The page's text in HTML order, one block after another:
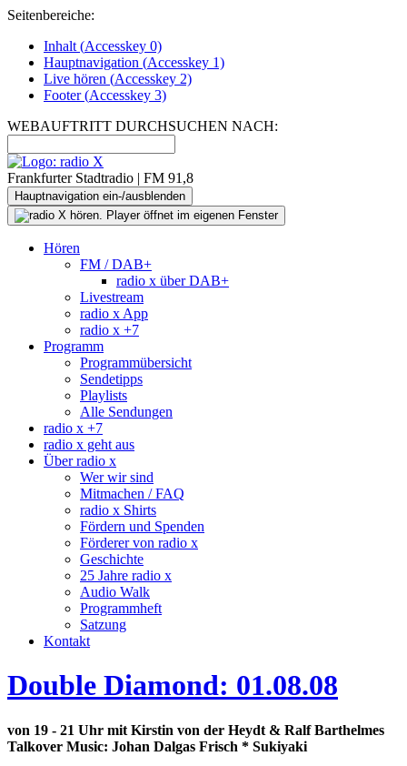
Seitenbereiche:
Inhalt (Accesskey 0)
Hauptnavigation (Accesskey 1)
Live hören (Accesskey 2)
Footer(Accesskey 3)
WEBAUFTRITT DURCHSUCHEN NACH:
Frankfurter Stadtradio | FM 91,8
Hauptnavigation ein-/ausblenden
Hören
FM / DAB+
radio x über DAB+
Livestream
radio x App
radio x +7
Programm
Programmübersicht
Sendetipps
Playlists
Alle Sendungen
radio x +7
radio x geht aus
Über radio x
Wer wir sind
Mitmachen / FAQ
radio x Shirts
Fördern und Spenden
Förderer von radio x
Geschichte
25 Jahre radio x
Audio Walk
Programmheft
Satzung
Kontakt
Double Diamond: 01.08.08
von 19 - 21 Uhr mit Kirstin von der Heydt & Ralf Barthelmes
Talkover Music: Johan Dalgas Frisch * Sukiyaki